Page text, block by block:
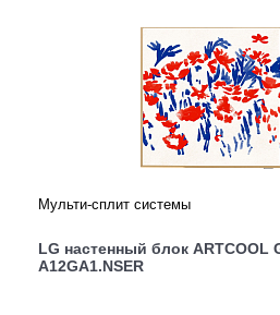
Мульти-сплит системы
LG настенный блок ARTCOOL
A12GA1.NSER